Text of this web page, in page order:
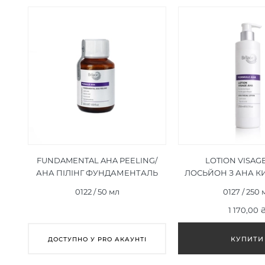
FUNDAMENTAL AHA PEELING/
АНА ПІЛІНГ ФУНДАМЕНТАЛЬ
0122 / 50 мл
ДОСТУПНО У PRO АКАУНТІ
LOTION
ЛОСЬЙОН З АНА
0127 / 250
1 170,00